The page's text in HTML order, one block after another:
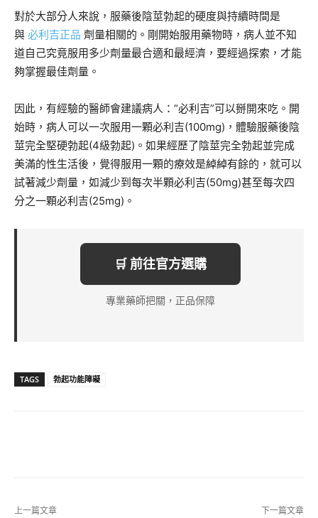
對於大部分人來說，服藥後陰莖勃起的硬度與持續時間是
與 必利吉正品 劑量相關的。剛開始服用藥物時，病人並不知
道自己究竟服用多少劑量最合適和最經濟，要經過探索，才能
夠掌握最佳劑量。
因此，有經驗的醫師會建議病人：“必利吉”可以掰開來吃。開
始時，病人可以一次服用一顆必利吉(100mg)，體驗服藥後陰
莖完全堅硬勃起(4級勃起)。如果經歷了陰莖完全勃起並完成
美滿的性生活後，覺得服用一顆的療效是綽綽有餘的，就可以
試著減少劑量，如減少到每次半顆必利吉(50mg)甚至每次四
分之一顆必利吉(25mg)。
🛒 前往官方選購
專業藥師把關，正品保障
TAGS 勃起功能障礙
上一篇文章 下一篇文章